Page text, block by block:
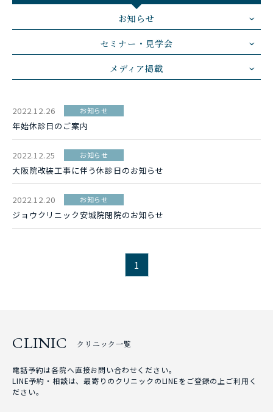
お知らせ
セミナー・見学会
メディア掲載
2022.12.26 お知らせ
年始休診日のご案内
2022.12.25 お知らせ
大阪院改装工事に伴う休診日のお知らせ
2022.12.20 お知らせ
ジョウクリニック安城院閉院のお知らせ
1
CLINIC クリニック一覧
電話予約は各院へ直接お問い合わせください。
LINE予約・相談は、最寄りのクリニックのLINEをご登録の上ご利用く
ださい。